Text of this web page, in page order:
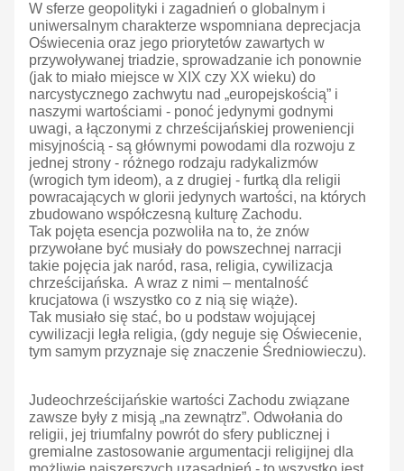
W sferze geopolityki i zagadnień o globalnym i
uniwersalnym charakterze wspomniana deprecjacja
Oświecenia oraz jego priorytetów zawartych w
przywoływanej triadzie, sprowadzanie ich ponownie
(jak to miało miejsce w XIX czy XX wieku) do
narcystycznego zachwytu nad „europejskością” i
naszymi wartościami - ponoć jedynymi godnymi
uwagi, a łączonymi z chrześcijańskiej proweniencji
misyjnością - są głównymi powodami dla rozwoju z
jednej strony - różnego rodzaju radykalizmów
(wrogich tym ideom), a z drugiej - furtką dla religii
powracających w glorii jedynych wartości, na których
zbudowano współczesną kulturę Zachodu.
Tak pojęta esencja pozwoliła na to, że znów
przywołane być musiały do powszechnej narracji
takie pojęcia jak naród, rasa, religia, cywilizacja
chrześcijańska. A wraz z nimi – mentalność
krucjatowa (i wszystko co z nią się wiąże).
Tak musiało się stać, bo u podstaw wojującej
cywilizacji legła religia, (gdy neguje się Oświecenie,
tym samym przyznaje się znaczenie Średniowieczu).
Judeochrześcijańskie wartości Zachodu związane
zawsze były z misją „na zewnątrz”. Odwołania do
religii, jej triumfalny powrót do sfery publicznej i
gremialne zastosowanie argumentacji religijnej dla